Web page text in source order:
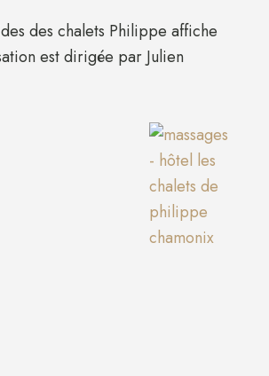
des chalets Philippe affiche
est dirigée par Julien